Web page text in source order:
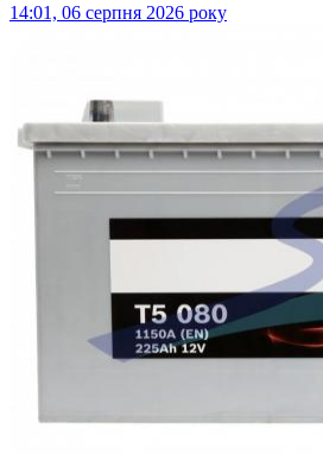
14:01, 06 серпня 2026 року